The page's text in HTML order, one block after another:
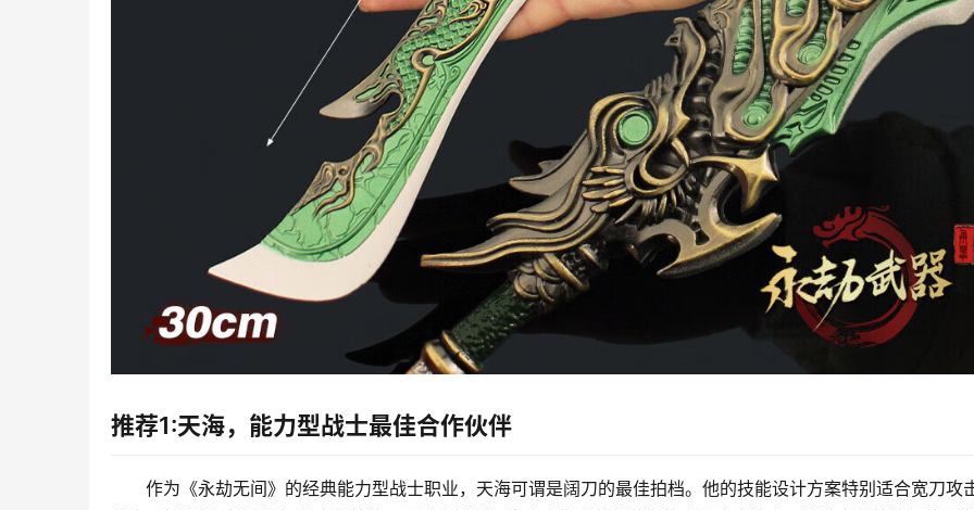
推荐1:天海，能力型战士最佳合作伙伴
作为《永劫无间》的经典能力型战士职业，天海可谓是阔刀的最佳拍档。他的技能设计方案特别适合宽刀攻